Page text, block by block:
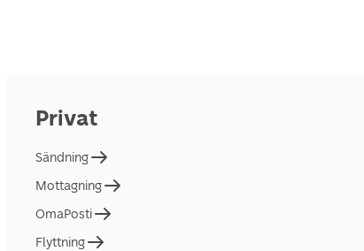
Privat
Sändning
Mottagning
OmaPosti
Flyttning